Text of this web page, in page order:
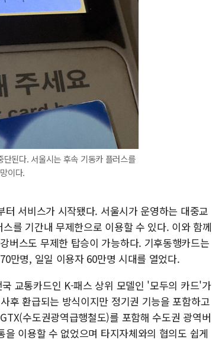
된다. 서울시는 후속 기동카 플러스를
이다.
서비스가 시작됐다. 서울시가 운영하는 대중교
를 기간내 무제한으로 이용할 수 있다. 이와 함께
버스도 무제한 탑승이 가능하다. 기후동행카드는
만명, 일일 이용자 60만명 시대를 열었다.
교통카드인 K-패스 상위 모델인 '모두의 카드'가
후 환급되는 방식이지만 정기권 기능을 포함하고
수도권광역급행철도)를 포함해 수도권 광역버
이용할 수 없었으며 타지자체와의 협의도 쉽게